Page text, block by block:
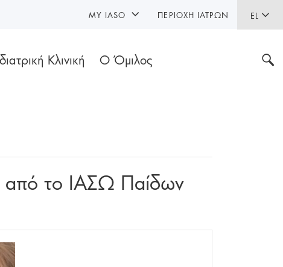
EL
Κλινική Ο Όμιλος
MY IASO ΠΕΡΙΟΧΉ ΙΑΤΡΏΝ
από το ΙΑΣΩ Παίδων